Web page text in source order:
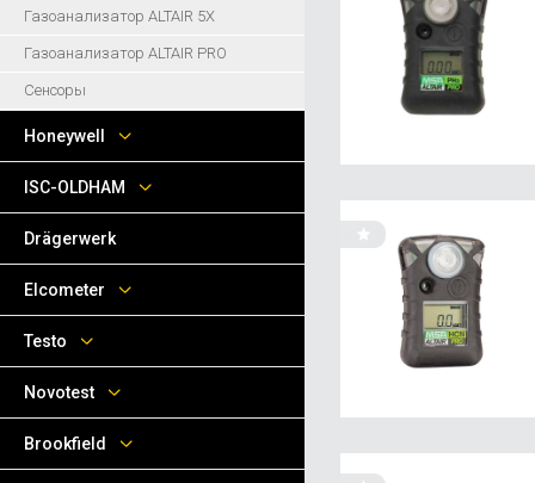
Газоанализатор ALTAIR 5X
Газоанализатор ALTAIR PRO
Сенсоры
Honeywell
ISC-OLDHAM
Drägerwerk
Elcometer
Testo
Novotest
Brookfield